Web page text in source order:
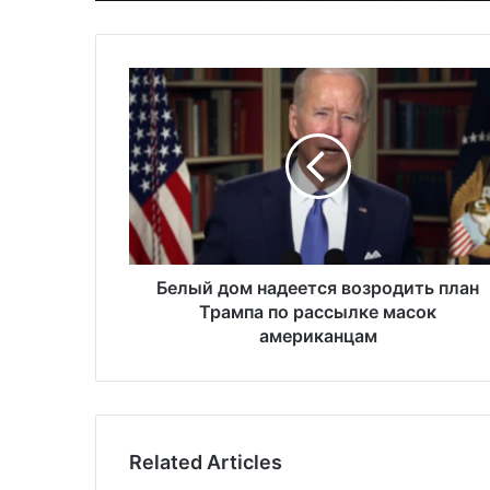
Б
е
л
ы
й
д
о
м
н
т
о
Белый дом надеется возродить план
Трампа по рассылке масок
американцам
Related Articles